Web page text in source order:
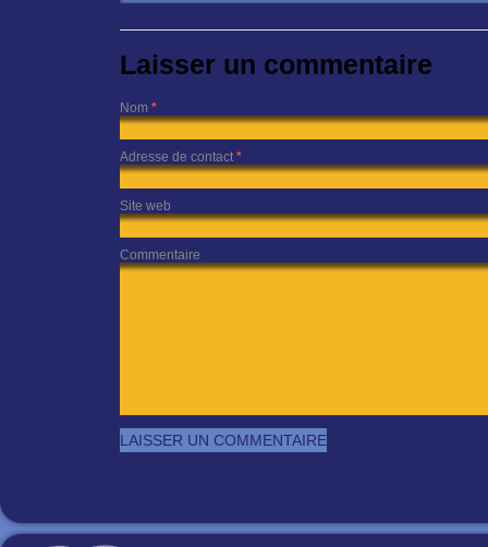
Laisser un commentaire
Nom *
Adresse de contact *
Site web
Commentaire